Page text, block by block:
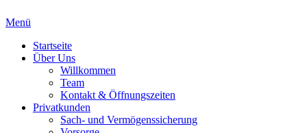
Menü
Startseite
Über Uns
Willkommen
Team
Kontakt & Öffnungszeiten
Privatkunden
Sach- und Vermögenssicherung